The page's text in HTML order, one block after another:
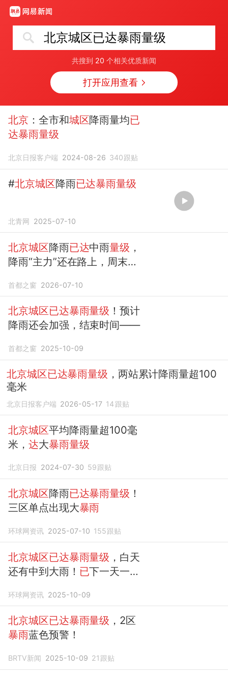
北京城区已达暴雨量级
共搜到 20 个相关优质新闻
打开应用查看
北京 ：全市和城区降雨量均已
达暴雨量级
北京日报客户端 2024-08-26 340跟贴
#北京城区降雨已达暴雨量级
北青网 2025-07-10
北京城区降雨已达中雨量级 ，
降雨“主力”还在路上，周末请
首都之窗 2026-07-10
北京城区已达暴雨量级 ！预计
降雨还会加强，结束时间——
首都之窗 2025-10-09
北京城区已达暴雨量级 ，两站累计降雨量超100
毫米
北京日报客户端 2026-05-17 14 跟贴
北京城区平均降雨量超100毫
米，达大暴雨量级
北京日报 2024-07-30 59跟贴
北京城区降雨已达暴雨量级 ！
三区单点出现大暴雨
环球网资讯 2025-07-10 155跟贴
北京城区已达暴雨量级 ，白天
还有中到大雨！ 已下一天一
环球网资讯 2025-10-09
北京城区已达暴雨量级 ，2区
暴雨蓝色预警！
BRTV新闻 2025-10-09 21 跟贴